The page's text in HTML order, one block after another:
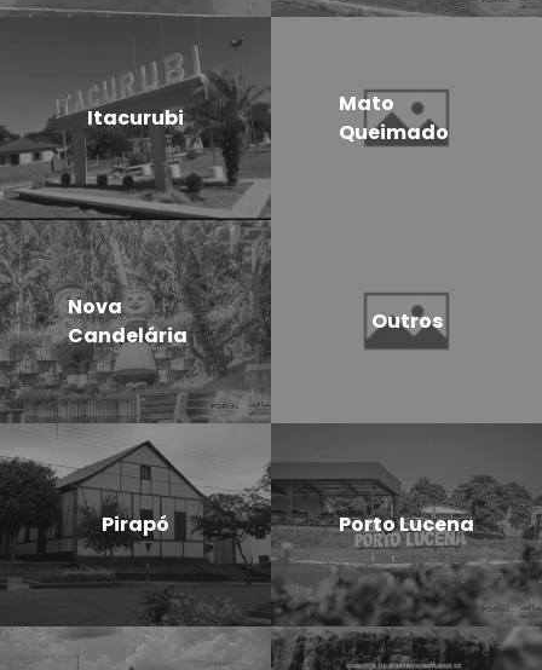
Itacurubi
Mato
Queimado
Nova
Candelária
Outros
Pirapó Porto Lucena